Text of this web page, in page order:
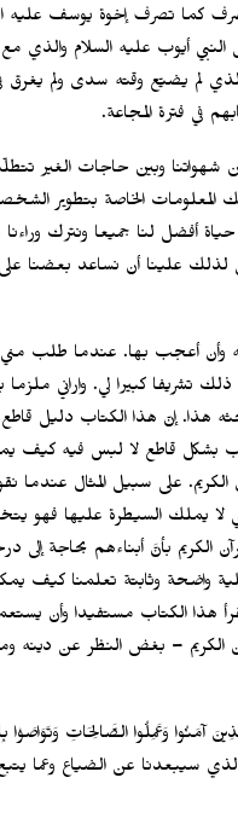
نتصرف كما تصرف إخوة يوسف عليه
أيوب عليه السلام والذي
لم يضيّع وقته سدى ولم يغرق
في فترة المجاعة.
شهواتنا وبين حاجات الغير
المعلومات الخاصة بتطوير
أفضل لنا جميعا ونترك
علينا أن نساعد بعضنا على
وأن أعجب بها. عندما طلب
ذلك تشريفا كبيرا لي. واراني
هذا. إنّ هذا الكتاب دليل
بشكل قاطع لا لبس فيه كيف
الكريم. على سبيل المثال
لا يملك السيطرة عليها فهو
بأنَّ أبناءهم بحاجة إلى
واضحة وثابتة تعلمنا كيف
هذا الكتاب مستفيدا وأن
الكريم – بغض النظر عن دينه
وَعَمِلُوا الصَّالِحَاتِ وَتَوَاصَوْا
سيبعدنا عن الضياع وعما